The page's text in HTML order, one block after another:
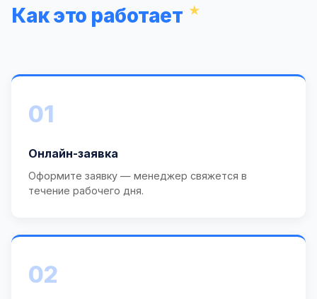
Как это работает
01
Онлайн-заявка
Оформите заявку — менеджер свяжется в
течение рабочего дня.
02